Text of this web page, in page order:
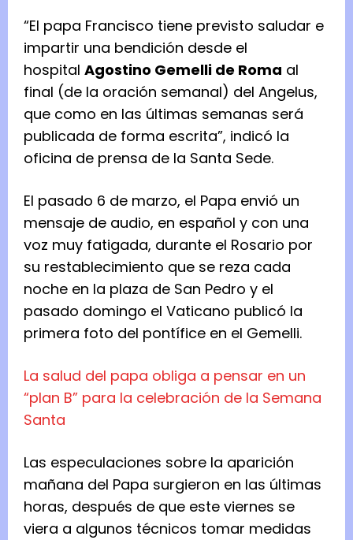
“El papa Francisco tiene previsto saludar e
impartir una bendición desde el
hospital Agostino Gemelli de Roma al
final (de la oración semanal) del Angelus,
que como en las últimas semanas será
publicada de forma escrita”, indicó la
oficina de prensa de la Santa Sede.
El pasado 6 de marzo, el Papa envió un
mensaje de audio, en español y con una
voz muy fatigada, durante el Rosario por
su restablecimiento que se reza cada
noche en la plaza de San Pedro y el
pasado domingo el Vaticano publicó la
primera foto del pontífice en el Gemelli.
La salud del papa obliga a pensar en un
“plan B” para la celebración de la Semana
Santa
Las especulaciones sobre la aparición
mañana del Papa surgieron en las últimas
horas, después de que este viernes se
viera a algunos técnicos tomar medidas